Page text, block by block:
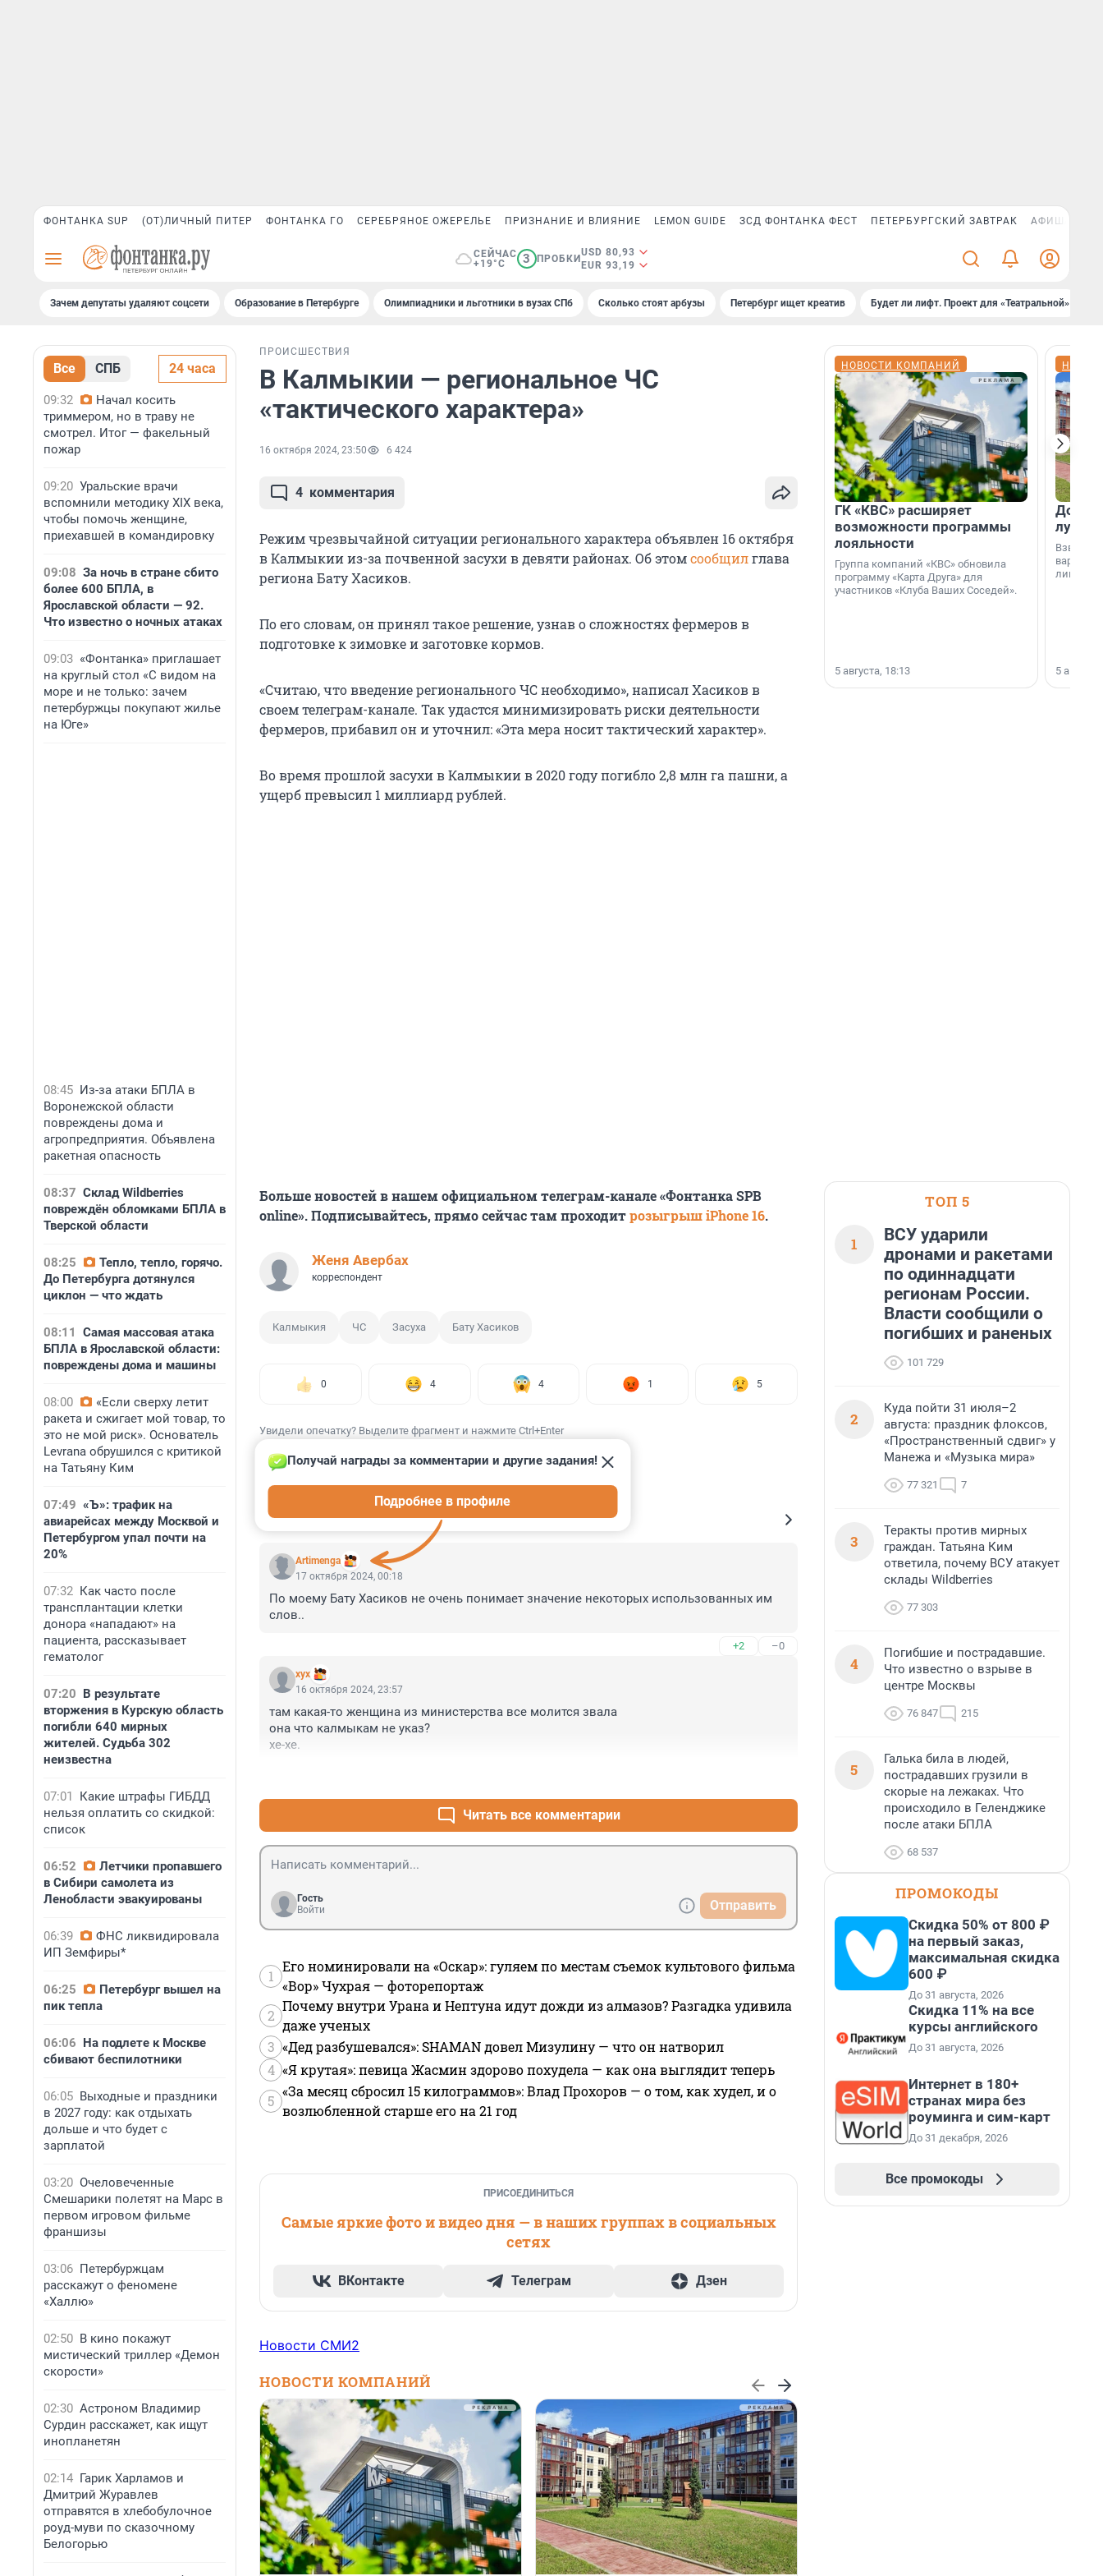
ФОНТАНКА SUP (ОТ)ЛИЧНЫЙ ПИТЕР ФОНТАНКА ГО СЕРЕБРЯНОЕ ОЖЕРЕЛЬЕ ПРИЗНАНИЕ И ВЛИЯНИЕ LEMON GUIDE ЗСД ФОНТАНКА ФЕСТ ПЕТЕРБУРГСКИЙ ЗАВТРАК АФИША PLUS
СЕЙЧАС
+19°C
3 ПРОБКИ
USD 80,93
EUR 93,19
Зачем депутаты удаляют соцсети Образование в Петербурге Олимпиадники и льготники в вузах СПб Сколько стоят арбузы Петербург ищет креатив Будет ли лифт. Проект для «Театральной»
Все СПБ 24 часа
09:32
Начал косить
триммером, но в траву не
смотрел. Итог — факельный
пожар
09:20 Уральские врачи
вспомнили методику XIX века,
чтобы помочь женщине,
приехавшей в командировку
09:08 За ночь в стране сбито
более 600 БПЛА, в
Ярославской области — 92.
Что известно о ночных атаках
09:03 «Фонтанка» приглашает
на круглый стол «С видом на
море и не только: зачем
петербуржцы покупают жилье
на Юге»
08:45 Из-за атаки БПЛА в
Воронежской области
повреждены дома и
агропредприятия. Объявлена
ракетная опасность
08:37 Склад Wildberries
повреждён обломками БПЛА в
Тверской области
08:25
Тепло, тепло, горячо.
До Петербурга дотянулся
циклон — что ждать
08:11
Самая массовая атака
БПЛА в Ярославской области:
повреждены дома и машины
08:00
«Если сверху летит
ракета и сжигает мой товар, то
это не мой риск». Основатель
Levrana обрушился с критикой
на Татьяну Ким
07:49 «Ъ»: трафик на
авиарейсах между Москвой и
Петербургом упал почти на
20%
07:32 Как часто после
трансплантации клетки
донора «нападают» на
пациента, рассказывает
гематолог
07:20 В результате
вторжения в Курскую область
погибли 640 мирных
жителей. Судьба 302
неизвестна
07:01
Какие штрафы ГИБДД
нельзя оплатить со скидкой:
список
06:52
Летчики пропавшего
в Сибири самолета из
Ленобласти эвакуированы
06:39
ФНС ликвидировала
ИП Земфиры*
06:25
Петербург вышел на
пик тепла
06:06 На подлете к Москве
сбивают беспилотники
06:05 Выходные и праздники
в 2027 году: как отдыхать
дольше и что будет с
зарплатой
03:20 Очеловеченные
Смешарики полетят на Марс в
первом игровом фильме
франшизы
03:06 Петербуржцам
расскажут о феномене
«Халлю»
02:50 В кино покажут
мистический триллер «Демон
скорости»
02:30 Астроном Владимир
Сурдин расскажет, как ищут
инопланетян
02:14 Гарик Харламов и
Дмитрий Журавлев
отправятся в хлебобулочное
роуд-муви по сказочному
Белогорью
ПРОИСШЕСТВИЯ
В Калмыкии — региональное ЧС
«тактического характера»
16 октября 2024, 23:50 6 424
4 комментария
Режим чрезвычайной ситуации регионального характера объявлен 16 октября
в Калмыкии из-за почвенной засухи в девяти районах. Об этомсообщилглава
региона Бату Хасиков.
По его словам, он принял такое решение, узнав о сложностях фермеров в
подготовке к зимовке и заготовке кормов.
«Считаю, что введение регионального ЧС необходимо», написал Хасиков в
своем телеграм-канале. Так удастся минимизировать риски деятельности
фермеров, прибавил он и уточнил: «Эта мера носит тактический характер».
Во время прошлой засухи в Калмыкии в 2020 году погибло 2,8 млн га пашни, а
ущерб превысил 1 миллиард рублей.
Больше новостей в нашем официальном телеграм-канале «Фонтанка SPB
online». Подписывайтесь, прямо сейчас там проходитрозыгрыш iPhone 16.
Женя Авербах
корреспондент
Калмыкия ЧС Засуха Бату Хасиков
0 4 4 1 5
Увидели опечатку? Выделите фрагмент и нажмите Ctrl+Enter
КОММЕНТАРИИ 4
Artimenga
Получай награды за комментарии и другие задания!
Подробнее в профиле
17 октября 2024, 00:18
По моему Бату Хасиков не очень понимает значение некоторых использованных им
слов..
+2 –0
хух
16 октября 2024, 23:57
там какая-то женщина из министерства все молится звала
она что калмыкам не указ?
хе-хе.
Читать все комментарии
Гость
Войти
Отправить
1
Его номинировали на «Оскар»: гуляем по местам съемок культового фильма
«Вор» Чухрая — фоторепортаж
2
Почему внутри Урана и Нептуна идут дожди из алмазов? Разгадка удивила
даже ученых
3 «Дед разбушевался»: SHAMAN довел Мизулину — что он натворил
4 «Я крутая»: певица Жасмин здорово похудела — как она выглядит теперь
5
«За месяц сбросил 15 килограммов»: Влад Прохоров — о том, как худел, и о
возлюбленной старше его на 21 год
ПРИСОЕДИНИТЬСЯ
Самые яркие фото и видео дня — в наших группах в социальных
сетях
ВКонтакте Телеграм Дзен
Новости СМИ2
НОВОСТИ КОМПАНИЙ
НОВОСТИ КОМПАНИЙ
ГК «КВС» расширяет
возможности программы
лояльности
Группа компаний «КВС» обновила
программу «Карта Друга» для
участников «Клуба Ваших Соседей».
5 августа, 18:13
Дом
лучше
лишнего
5
ТОП 5
1
ВСУ ударили
дронами и ракетами
по одиннадцати
регионам России.
Власти сообщили о
погибших и раненых
101 729
2
Куда пойти 31 июля–2
августа: праздник флоксов,
«Пространственный сдвиг» у
Манежа и «Музыка мира»
77 321 7
3
Теракты против мирных
граждан. Татьяна Ким
ответила, почему ВСУ атакует
склады Wildberries
77 303
4
Погибшие и пострадавшие.
Что известно о взрыве в
центре Москвы
76 847 215
5
Галька била в людей,
пострадавших грузили в
скорые на лежаках. Что
происходило в Геленджике
после атаки БПЛА
68 537
ПРОМОКОДЫ
Скидка 50% от 800 ₽
на первый заказ,
максимальная скидка
600 ₽
До 31 августа, 2026
Скидка 11% на все
курсы английского
До 31 августа, 2026
Интернет в 180+
странах мира без
роуминга и сим-карт
До 31 декабря, 2026
Все промокоды